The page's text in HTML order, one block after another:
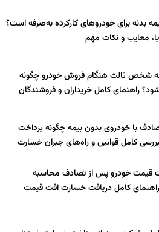
بدنه برای خودروهای کارکرده به‌صرفه است؟
معایب و نکات مهم
شخص ثالث هنگام فروش خودرو چگونه
راهنمای کامل خریداران و فروشندگان
با خودروی بدون بیمه چگونه پرداخت
کامل قوانین و راه‌های جبران خسارت
قیمت خودرو پس از تصادف محاسبه
کامل دریافت خسارت افت قیمت